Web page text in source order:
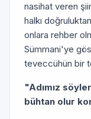
nasihat veren
halkı
onlara rehber
Sümmani'ye
teveccühün bir
"Adımız
bühtan olur